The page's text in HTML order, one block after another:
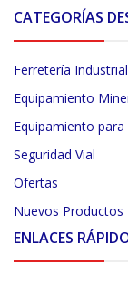
CATEGORÍAS
Ferretería Industrial
Equipamiento
Equipamiento
Seguridad Vial
Ofertas
Nuevos Productos
ENLACES